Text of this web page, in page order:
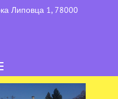
Липовца 1, 78000